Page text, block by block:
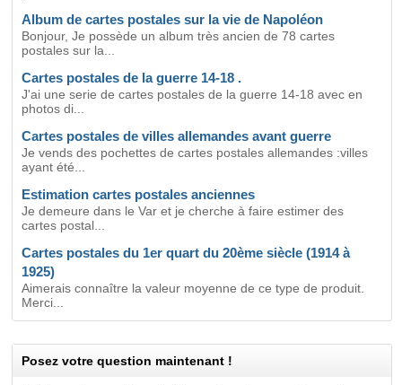
Album de cartes postales sur la vie de Napoléon
Bonjour, Je possède un album très ancien de 78 cartes
postales sur la...
Cartes postales de la guerre 14-18 .
J'ai une serie de cartes postales de la guerre 14-18 avec en
photos di...
Cartes postales de villes allemandes avant guerre
Je vends des pochettes de cartes postales allemandes :villes
ayant été...
Estimation cartes postales anciennes
Je demeure dans le Var et je cherche à faire estimer des
cartes postal...
Cartes postales du 1er quart du 20ème siècle (1914 à
1925)
Aimerais connaître la valeur moyenne de ce type de produit.
Merci...
Posez votre question maintenant !